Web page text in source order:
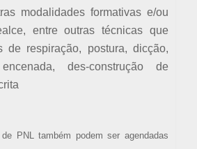
modalidades formativas e/ou
entre outras técnicas que
de respiração, postura, dicção,
des-construção de
PNL também podem ser agendadas